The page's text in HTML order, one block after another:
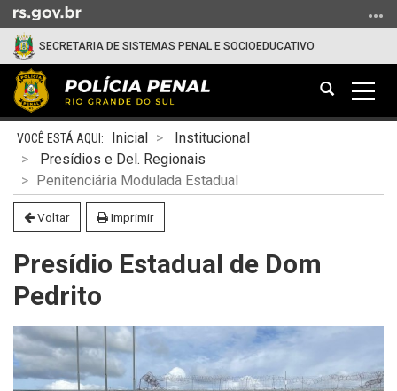
para
conteúdo
para
menu
para
SECRETARIA DE SISTEMAS PENAL E SOCIOEDUCATIVO
Abrir
Início
conteúdo
Inicial
Institucional
Presídios e Del. Regionais
Penitenciária Modulada Estadual
Voltar Imprimir
Presídio Estadual de Dom
Pedrito